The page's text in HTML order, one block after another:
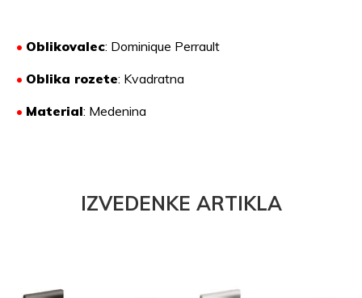
• Oblikovalec: Dominique Perrault
• Oblika rozete: Kvadratna
• Material: Medenina
IZVEDENKE ARTIKLA